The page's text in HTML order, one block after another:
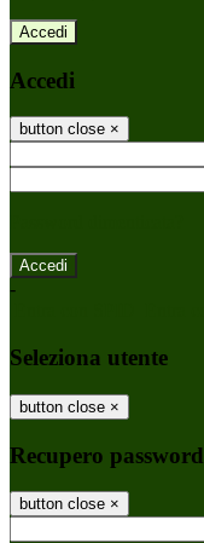
Accedi
Accedi
button close ×
-
Seleziona utente
button close ×
Recupero password
button close ×